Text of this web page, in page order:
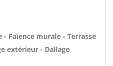
- Faïence murale - Terrasse
extérieur - Dallage